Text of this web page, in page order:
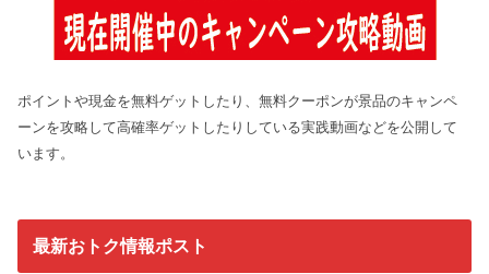
ポイントや現金を無料ゲットしたり、無料クーポンが景品のキャンペ
ーンを攻略して高確率ゲットしたりしている実践動画などを公開して
います。
最新おトク情報ポスト